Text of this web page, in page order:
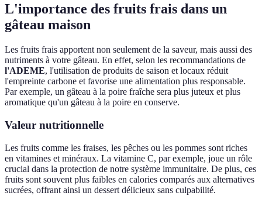
L'importance des fruits frais dans un
gâteau maison
Les fruits frais apportent non seulement de la saveur, mais aussi des
nutriments à votre gâteau. En effet, selon les recommandations de
l'ADEME, l'utilisation de produits de saison et locaux réduit
l'empreinte carbone et favorise une alimentation plus responsable.
Par exemple, un gâteau à la poire fraîche sera plus juteux et plus
aromatique qu'un gâteau à la poire en conserve.
Valeur nutritionnelle
Les fruits comme les fraises, les pêches ou les pommes sont riches
en vitamines et minéraux. La vitamine C, par exemple, joue un rôle
crucial dans la protection de notre système immunitaire. De plus, ces
fruits sont souvent plus faibles en calories comparés aux alternatives
sucrées, offrant ainsi un dessert délicieux sans culpabilité.